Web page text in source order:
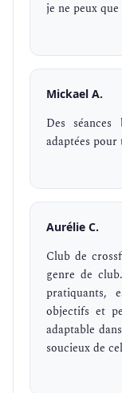
je ne peux
Mickael A.
Des
adaptées pour
Aurélie C.
Club de
genre de
pratiquants,
objectifs et
adaptable
soucieux de